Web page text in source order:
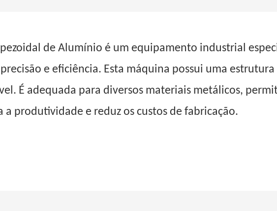
de Alumínio é um equipamento industrial
e eficiência. Esta máquina possui uma
É adequada para diversos materiais metálicos,
produtividade e reduz os custos de fabricação.